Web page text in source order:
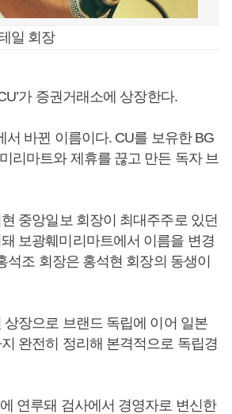
일 회장
가 증권거래소에 상장한다.
서 바뀐 이름이다. CU를 보유한 BG
리마트와 제휴를 끊고 만든 독자 브
중앙일보 회장이 최대주주로 있던
보광훼미리마트에서 이름을 변경
석조 회장은 홍석현 회장의 동생이
상장으로 브랜드 독립에 이어 일본
완전히 정리해 본격적으로 독립경
연루돼 검사에서 경영자로 변신한